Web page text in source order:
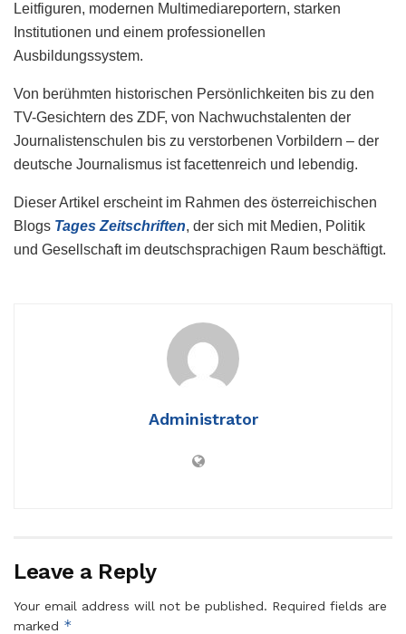
Leitfiguren, modernen Multimediareportern, starken
Institutionen und einem professionellen
Ausbildungssystem.
Von berühmten historischen Persönlichkeiten bis zu den
TV-Gesichtern des ZDF, von Nachwuchstalenten der
Journalistenschulen bis zu verstorbenen Vorbildern – der
deutsche Journalismus ist facettenreich und lebendig.
Dieser Artikel erscheint im Rahmen des österreichischen
Blogs Tages Zeitschriften, der sich mit Medien, Politik
und Gesellschaft im deutschsprachigen Raum beschäftigt.
Administrator
Leave a Reply
Your email address will not be published. Required fields are
marked *